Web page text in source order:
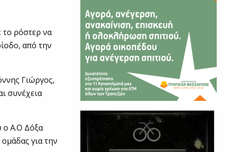
το ρόστερ να
από την
Γιώργος,
συνέχεια
ο Α.Ο Δόξα
για την